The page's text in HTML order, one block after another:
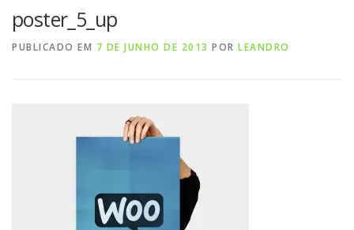
poster_5_up
PUBLICADO EM 7 DE JUNHO DE 2013 POR LEANDRO